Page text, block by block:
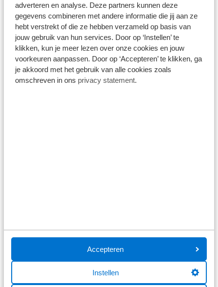
adverteren en analyse. Deze partners kunnen deze
gegevens combineren met andere informatie die jij aan ze
hebt verstrekt of die ze hebben verzameld op basis van
jouw gebruik van hun services. Door op ‘Instellen’ te
klikken, kun je meer lezen over onze cookies en jouw
voorkeuren aanpassen. Door op ‘Accepteren’ te klikken, ga
je akkoord met het gebruik van alle cookies zoals
omschreven in ons privacy statement.
Accepteren
Instellen
Autoschade
32 - 40 uur 1 - 3 jaar ervaring
Bekijk vacature
Calculator/Schademanager
Assen, Drenthe, Nederland